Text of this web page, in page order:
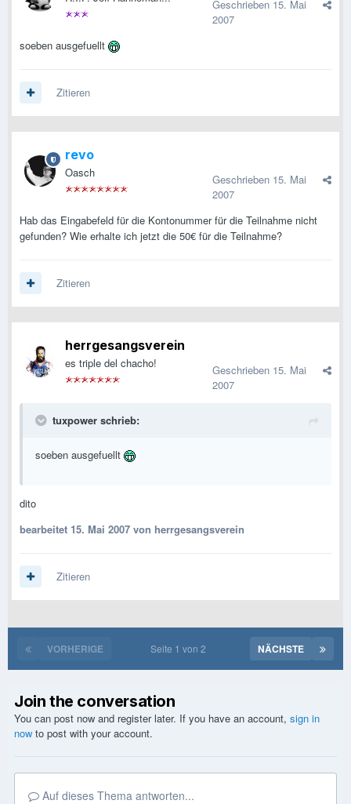
Geschrieben 15. Mai
2007
soeben ausgefuellt
Zitieren
revo
Oasch Geschrieben 15. Mai
2007
Hab das Eingabefeld für die Kontonummer für die Teilnahme nicht
gefunden? Wie erhalte ich jetzt die 50€ für die Teilnahme?
Zitieren
herrgesangsverein
es triple del chacho! Geschrieben 15. Mai
2007
tuxpower schrieb:
soeben ausgefuellt
dito
bearbeitet 15. Mai 2007 von herrgesangsverein
Zitieren
VORHERIGE NÄCHSTE
Seite 1 von 2
Join the conversation
You can post now and register later. If you have an account, sign in
now to post with your account.
Auf dieses Thema antworten...